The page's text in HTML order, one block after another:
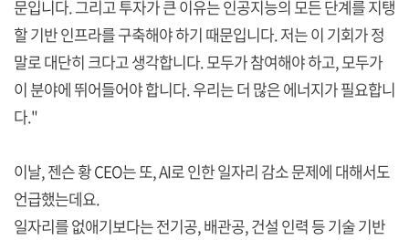
문입니다. 그리고 투자가 큰 이유는 인공지능의 모든 단계를 지탱
할 기반 인프라를 구축해야 하기 때문입니다. 저는 이 기회가 정
말로 대단히 크다고 생각합니다. 모두가 참여해야 하고, 모두가
이 분야에 뛰어들어야 합니다. 우리는 더 많은 에너지가 필요합니
다."
이날, 젠슨 황 CEO는 또, AI로 인한 일자리 감소 문제에 대해서도
언급했는데요.
일자리를 없애기보다는 전기공, 배관공, 건설 인력 등 기술 기반